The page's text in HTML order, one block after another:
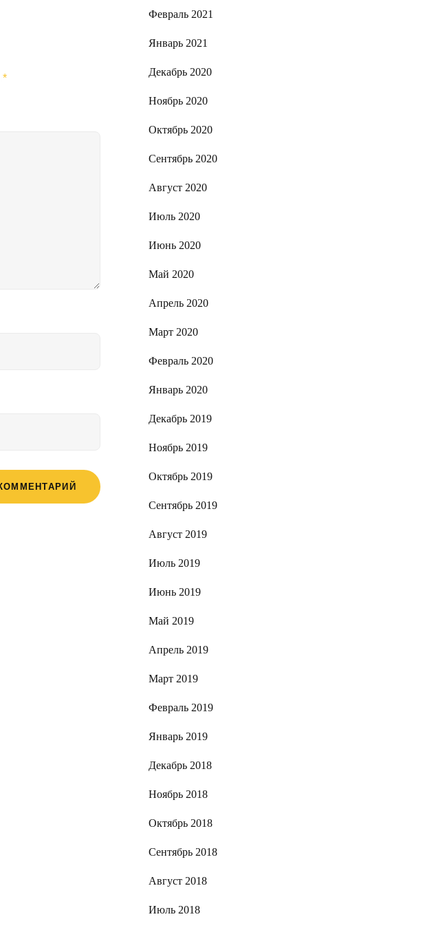
*
Февраль 2021
Январь 2021
Декабрь 2020
Ноябрь 2020
Октябрь 2020
Сентябрь 2020
Август 2020
Июль 2020
Июнь 2020
Май 2020
Апрель 2020
Март 2020
Февраль 2020
Январь 2020
Декабрь 2019
Ноябрь 2019
Октябрь 2019
Сентябрь 2019
Август 2019
Июль 2019
Июнь 2019
Май 2019
Апрель 2019
Март 2019
Февраль 2019
Январь 2019
Декабрь 2018
Ноябрь 2018
Октябрь 2018
Сентябрь 2018
Август 2018
Июль 2018